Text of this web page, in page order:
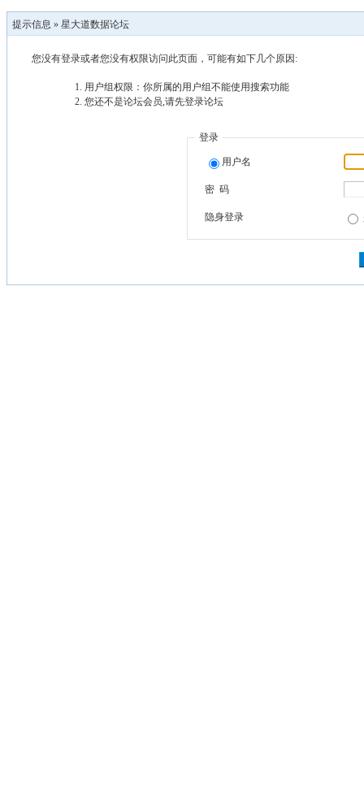
提示信息 » 星大道数据论坛
您没有登录或者您没有权限访问此页面，可能有如下几个原因:
用户组权限：你所属的用户组不能使用搜索功能
您还不是论坛会员,请先登录论坛
登录
用户名
密 码
隐身登录